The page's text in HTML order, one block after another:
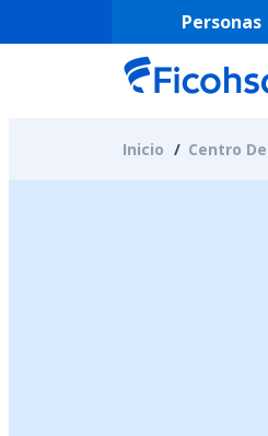
Personas
Inicio Centro